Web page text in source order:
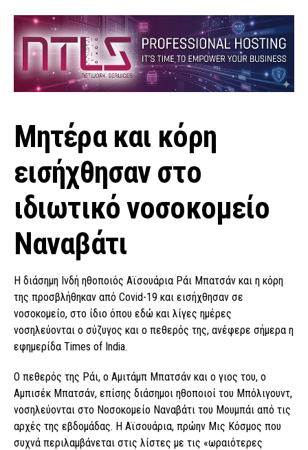
Μητέρα και κόρη
εισήχθησαν στο
ιδιωτικό νοσοκομείο
Ναναβάτι
Η διάσημη Ινδή ηθοποιός Αϊσουάρια Ράι Μπατσάν και η κόρη
της προσβλήθηκαν από Covid-19 και εισήχθησαν σε
νοσοκομείο, στο ίδιο όπου εδώ και λίγες ημέρες
νοσηλεύονται ο σύζυγος και ο πεθερός της, ανέφερε σήμερα η
εφημερίδα Times of India.
Ο πεθερός της Ράι, ο Αμιτάμπ Μπατσάν και ο γιος του, ο
Αμπισέκ Μπατσάν, επίσης διάσημοι ηθοποιοί του Μπόλιγουντ,
νοσηλεύονται στο Νοσοκομείο Ναναβάτι του Μουμπάι από τις
αρχές της εβδομάδας. Η Αϊσουάρια, πρώην Μις Κόσμος που
συχνά περιλαμβάνεται στις λίστες με τις «ωραιότερες